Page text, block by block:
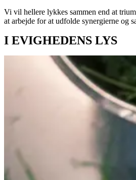
Vi vil hellere lykkes sammen end at
at arbejde for at udfolde synergierne og
I EVIGHEDENS LYS